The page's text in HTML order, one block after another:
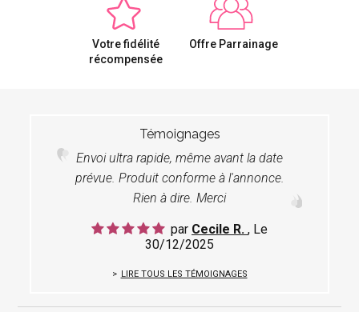
Votre fidélité
récompensée
Offre Parrainage
Témoignages
Envoi ultra rapide, même avant la date
prévue. Produit conforme à l'annonce.
Rien à dire. Merci
par Cecile R. , Le
30/12/2025
LIRE TOUS LES TÉMOIGNAGES